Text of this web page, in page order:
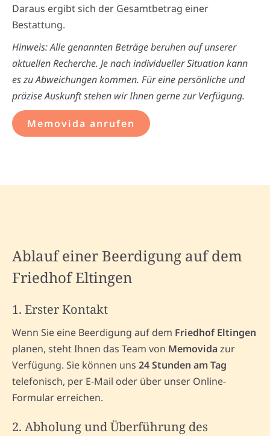
Daraus ergibt sich der Gesamtbetrag einer
Bestattung.
Hinweis: Alle genannten Beträge beruhen auf unserer
aktuellen Recherche. Je nach individueller Situation kann
es zu Abweichungen kommen. Für eine persönliche und
präzise Auskunft stehen wir Ihnen gerne zur Verfügung.
Memovida anrufen
Ablauf einer Beerdigung auf dem
Friedhof Eltingen
1. Erster Kontakt
Wenn Sie eine Beerdigung auf dem Friedhof Eltingen
planen, steht Ihnen das Team von Memovidazur
Verfügung. Sie können uns 24 Stunden am Tag
telefonisch, per E-Mail oder über unser Online-
Formular erreichen.
2. Abholung und Überführung des